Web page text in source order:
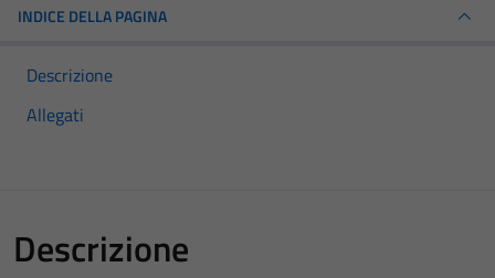
INDICE DELLA PAGINA
Descrizione
Allegati
Descrizione